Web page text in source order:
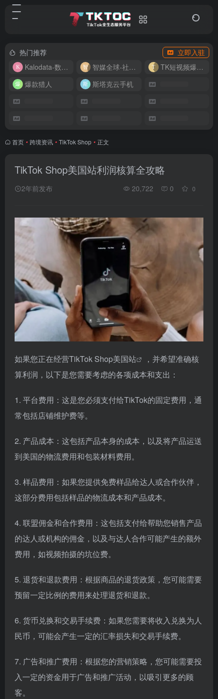
热门推荐
立即入驻
Kalodata-数据分析平台
智媒全球-社媒管理平台
TK短视频爆款复刻
爆款猎人
斯塔克云手机
首页 • 跨境资讯 • TikTok Shop • 正文
TikTok Shop美国站利润核算全攻略
2年前发布 20,722 0 0
如果您正在经营TikTok Shop美国站
，并希望准确核
算利润，以下是您需要考虑的各项成本和支出：
1. 平台费用：这是您必须支付给TikTok的固定费用，通
常包括店铺维护费等。
2. 产品成本：这包括产品本身的成本，以及将产品运送
到美国的物流费用和包装材料费用。
3. 样品费用：如果您提供免费样品给达人或合作伙伴，
这部分费用包括样品的物流成本和产品成本。
4. 联盟佣金和合作费用：这包括支付给帮助您销售产品
的达人或机构的佣金，以及与达人合作可能产生的额外
费用，如视频拍摄的坑位费。
5. 退货和退款费用：根据商品的退货政策，您可能需要
预留一定比例的费用来处理退货和退款。
6. 货币兑换和交易手续费：如果您需要将收入兑换为人
民币，可能会产生一定的汇率损失和交易手续费。
7. 广告和推广费用：根据您的营销策略，您可能需要投
入一定的资金用于广告和推广活动，以吸引更多的顾
客。